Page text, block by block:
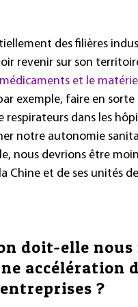
des filières
revenir sur son
et le
exemple, faire en sorte
respirateurs dans les
notre autonomie
nous devrions être
Chine et de ses unités de
doit-elle
accélération
?